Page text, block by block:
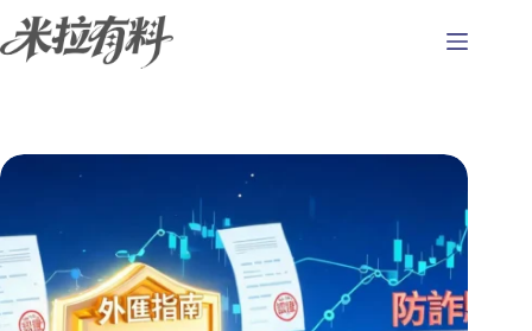
至
容